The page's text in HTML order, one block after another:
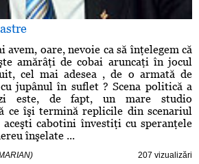
avem, oare, nevoie ca să înţelegem că
amărâţi de cobai aruncaţi în jocul
cel mai adesea , de o armată de
jupânul în suflet ? Scena politică a
este, de fapt, un mare studio
ce îşi termină replicile din scenariul
cabotini învestiţi cu speranţele
înşelate ...
207 vizualizări